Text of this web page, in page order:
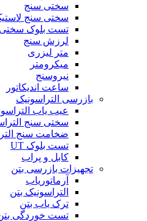
سختی سنج
سختی سنج
تست بلوک
لرزش سنج
متر لیزری
میکرومتر
نیروسنج
ساعت اندیکاتور
بازرسی التراسونیک
عیب یاب
سختی سنج
ضخامت سنج
تست بلوک UT
کابل و پراب
تجهیزات بازرسی بتن
آرماتوریاب
التراسونیک بتن
ترک یاب بتن
تست خوردگی